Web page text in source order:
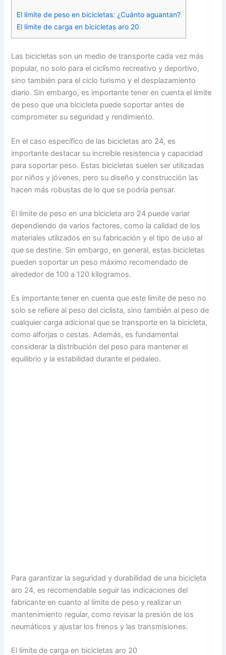
El límite de peso en bicicletas: ¿Cuánto aguantan?
El límite de carga en bicicletas aro 20
Las bicicletas son un medio de transporte cada vez más
popular, no solo para el ciclismo recreativo y deportivo,
sino también para el ciclo turismo y el desplazamiento
diario. Sin embargo, es importante tener en cuenta el límite
de peso que una bicicleta puede soportar antes de
comprometer su seguridad y rendimiento.
En el caso específico de las bicicletas aro 24, es
importante destacar su increíble resistencia y capacidad
para soportar peso. Estas bicicletas suelen ser utilizadas
por niños y jóvenes, pero su diseño y construcción las
hacen más robustas de lo que se podría pensar.
El límite de peso en una bicicleta aro 24 puede variar
dependiendo de varios factores, como la calidad de los
materiales utilizados en su fabricación y el tipo de uso al
que se destine. Sin embargo, en general, estas bicicletas
pueden soportar un peso máximo recomendado de
alrededor de 100 a 120 kilogramos.
Es importante tener en cuenta que este límite de peso no
solo se refiere al peso del ciclista, sino también al peso de
cualquier carga adicional que se transporte en la bicicleta,
como alforjas o cestas. Además, es fundamental
considerar la distribución del peso para mantener el
equilibrio y la estabilidad durante el pedaleo.
Para garantizar la seguridad y durabilidad de una bicicleta
aro 24, es recomendable seguir las indicaciones del
fabricante en cuanto al límite de peso y realizar un
mantenimiento regular, como revisar la presión de los
neumáticos y ajustar los frenos y las transmisiones.
El límite de carga en bicicletas aro 20